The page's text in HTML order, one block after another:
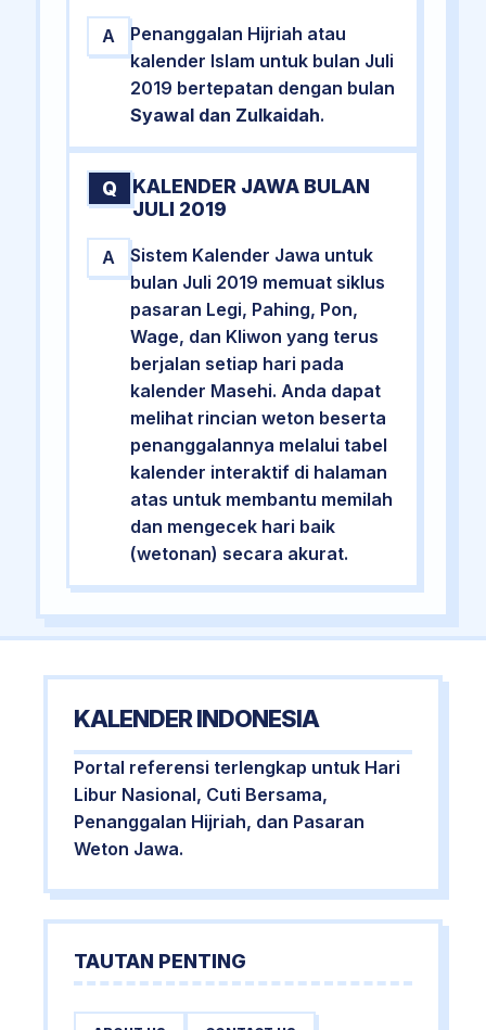
A
Penanggalan Hijriah atau
kalender Islam untuk bulan Juli
2019 bertepatan dengan bulan
Syawal dan Zulkaidah.
Q
KALENDER JAWA BULAN
JULI 2019
A
Sistem Kalender Jawa untuk
bulan Juli 2019 memuat siklus
pasaran Legi, Pahing, Pon,
Wage, dan Kliwon yang terus
berjalan setiap hari pada
kalender Masehi. Anda dapat
melihat rincian weton beserta
penanggalannya melalui tabel
kalender interaktif di halaman
atas untuk membantu memilah
dan mengecek hari baik
(wetonan) secara akurat.
KALENDER INDONESIA
Portal referensi terlengkap untuk Hari
Libur Nasional, Cuti Bersama,
Penanggalan Hijriah, dan Pasaran
Weton Jawa.
TAUTAN PENTING